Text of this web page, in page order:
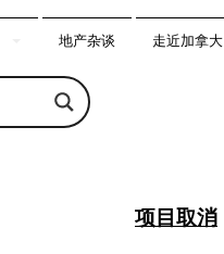
地产杂谈 走近加拿大
项目取消